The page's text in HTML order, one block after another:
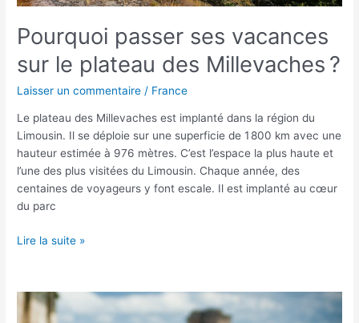
Pourquoi passer ses vacances
sur le plateau des Millevaches ?
Laisser un commentaire / France
Le plateau des Millevaches est implanté dans la région du
Limousin. Il se déploie sur une superficie de 1 800 km avec une
hauteur estimée à 976 mètres. C’est l’espace la plus haute et
l’une des plus visitées du Limousin. Chaque année, des
centaines de voyageurs y font escale. Il est implanté au cœur
du parc
Lire la suite »
Est-
ce